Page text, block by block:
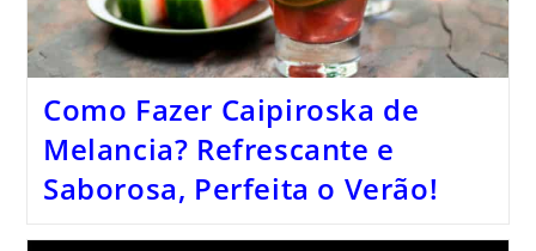
Como Fazer Caipiroska de
Melancia? Refrescante e
Saborosa, Perfeita o Verão!